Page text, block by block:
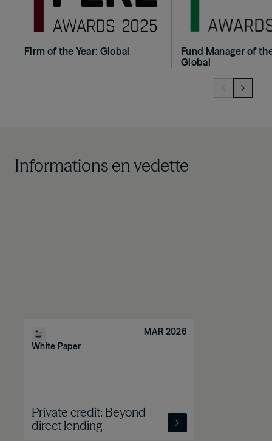
Firm of the Year: Global
Fund Manager of
Global
Informations en vedette
White Paper
MAR 2026
Private credit: Beyond
direct lending